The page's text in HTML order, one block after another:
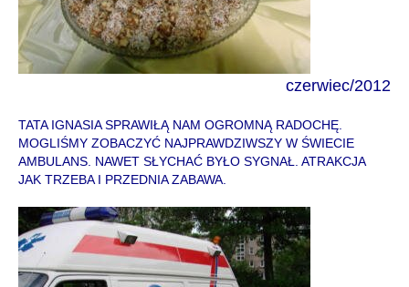
czerwiec/2012
TATA IGNASIA SPRAWIŁĄ NAM OGROMNĄ RADOCHĘ.
MOGLIŚMY ZOBACZYĆ NAJPRAWDZIWSZY W ŚWIECIE
AMBULANS. NAWET SŁYCHAĆ BYŁO SYGNAŁ. ATRAKCJA
JAK TRZEBA I PRZEDNIA ZABAWA.